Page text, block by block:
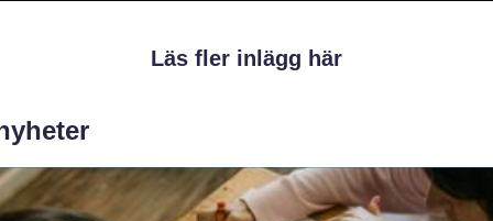
Läs fler inlägg här